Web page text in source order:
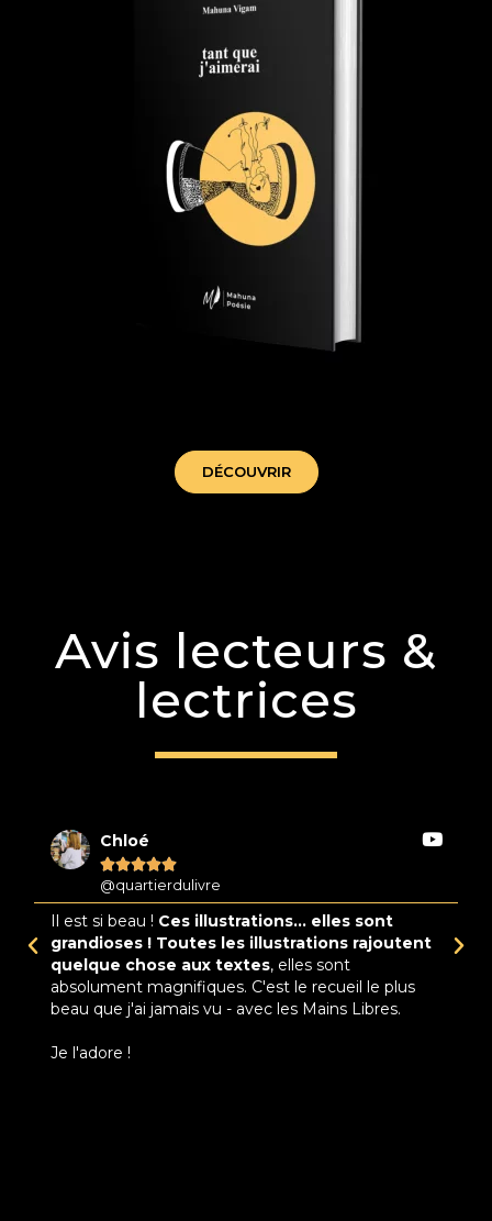
DÉCOUVRIR
Avis lecteurs &
lectrices
Chloé

@quartierdulivre
Il est si beau ! Ces illustrations... elles sont
grandioses ! Toutes les illustrations rajoutent
quelque chose aux textes, elles sont
absolument magnifiques. C'est le recueil le plus
beau que j'ai jamais vu - avec les Mains Libres.
Je l'adore !